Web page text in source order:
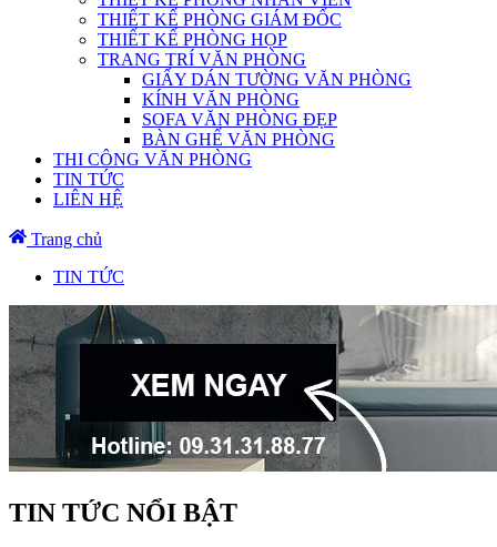
THIẾT KẾ PHÒNG GIÁM ĐỐC
THIẾT KẾ PHÒNG HỌP
TRANG TRÍ VĂN PHÒNG
GIẤY DÁN TƯỜNG VĂN PHÒNG
KÍNH VĂN PHÒNG
SOFA VĂN PHÒNG ĐẸP
BÀN GHẾ VĂN PHÒNG
THI CÔNG VĂN PHÒNG
TIN TỨC
LIÊN HỆ
Trang chủ
TIN TỨC
TIN TỨC NỔI BẬT